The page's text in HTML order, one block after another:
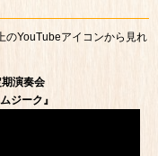
のYouTubeアイコンから見れ
演奏会
ジーク』